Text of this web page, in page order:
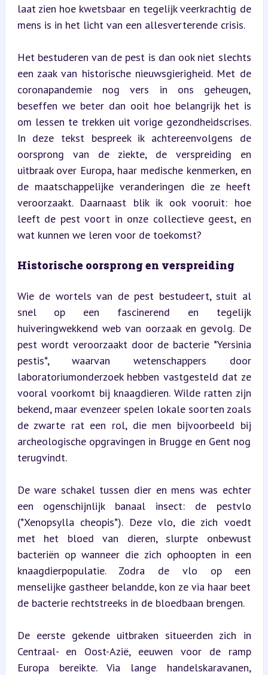
laat zien hoe kwetsbaar en tegelijk veerkrachtig de
mens is in het licht van een allesverterende crisis.
Het bestuderen van de pest is dan ook niet slechts
een zaak van historische nieuwsgierigheid. Met de
coronapandemie nog vers in ons geheugen,
beseffen we beter dan ooit hoe belangrijk het is
om lessen te trekken uit vorige gezondheidscrises.
In deze tekst bespreek ik achtereenvolgens de
oorsprong van de ziekte, de verspreiding en
uitbraak over Europa, haar medische kenmerken, en
de maatschappelijke veranderingen die ze heeft
veroorzaakt. Daarnaast blik ik ook vooruit: hoe
leeft de pest voort in onze collectieve geest, en
wat kunnen we leren voor de toekomst?
Historische oorsprong en verspreiding
Wie de wortels van de pest bestudeert, stuit al
snel op een fascinerend en tegelijk
huiveringwekkend web van oorzaak en gevolg. De
pest wordt veroorzaakt door de bacterie *Yersinia
pestis*, waarvan wetenschappers door
laboratoriumonderzoek hebben vastgesteld dat ze
vooral voorkomt bij knaagdieren. Wilde ratten zijn
bekend, maar evenzeer spelen lokale soorten zoals
de zwarte rat een rol, die men bijvoorbeeld bij
archeologische opgravingen in Brugge en Gent nog
terugvindt.
De ware schakel tussen dier en mens was echter
een ogenschijnlijk banaal insect: de pestvlo
(*Xenopsylla cheopis*). Deze vlo, die zich voedt
met het bloed van dieren, slurpte onbewust
bacteriën op wanneer die zich ophoopten in een
knaagdierpopulatie. Zodra de vlo op een
menselijke gastheer belandde, kon ze via haar beet
de bacterie rechtstreeks in de bloedbaan brengen.
De eerste gekende uitbraken situeerden zich in
Centraal- en Oost-Azië, eeuwen voor de ramp
Europa bereikte. Via lange handelskaravanen,